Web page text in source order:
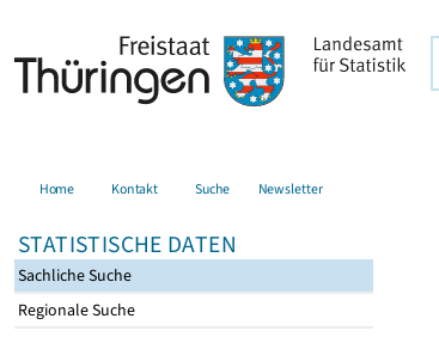
Home Kontakt Suche Newsletter
STATISTISCHE DATEN
Sachliche Suche
Regionale Suche